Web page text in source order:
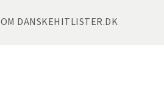
OM DANSKEHITLISTER.DK